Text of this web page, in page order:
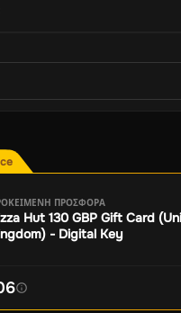
ΠΡΟΣΦΟΡΑ
Hut 130 GBP Gift Card
- Digital Key